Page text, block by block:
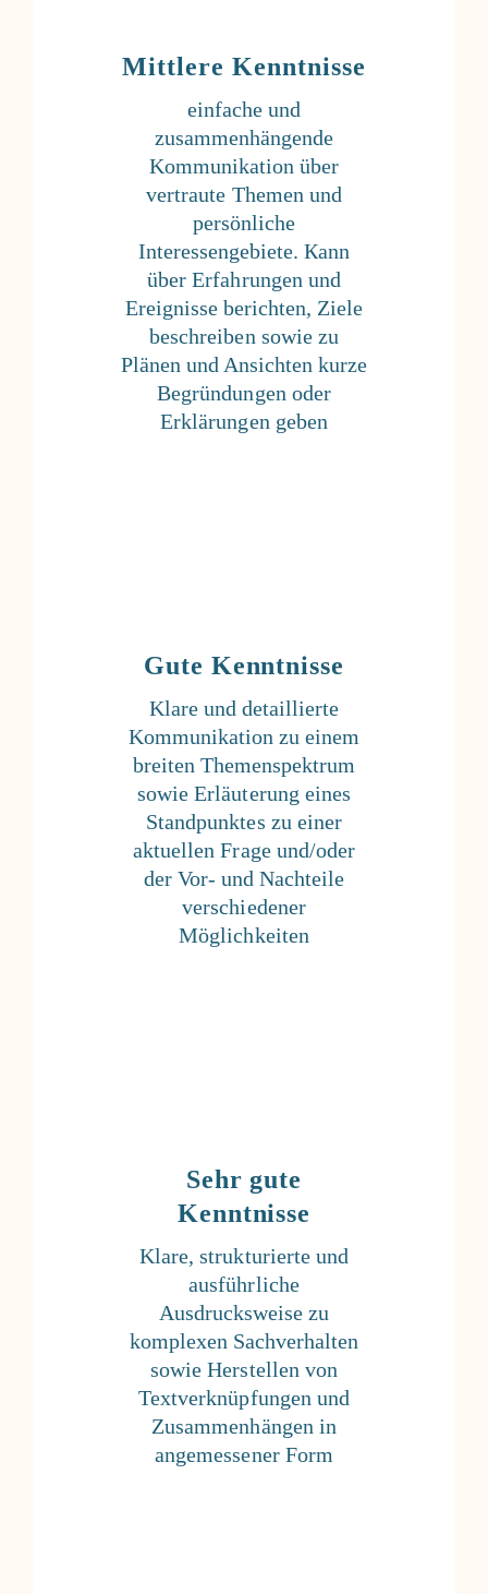
Mittlere Kenntnisse
einfache und
zusammenhängende
Kommunikation über
vertraute Themen und
persönliche
Interessengebiete. Кann
über Erfahrungen und
Ereignisse berichten, Ziele
beschreiben sowie zu
Plänen und Ansichten kurze
Begründungen oder
Erklärungen geben
Gute Kenntnisse
Klare und detaillierte
Kommunikation zu einem
breiten Themenspektrum
sowie Erläuterung eines
Standpunktes zu einer
aktuellen Frage und/oder
der Vor- und Nachteile
verschiedener
Möglichkeiten
Sehr gute
Kenntnisse
Klare, strukturierte und
ausführliche
Ausdrucksweise zu
komplexen Sachverhalten
sowie Herstellen von
Textverknüpfungen und
Zusammenhängen in
angemessener Form